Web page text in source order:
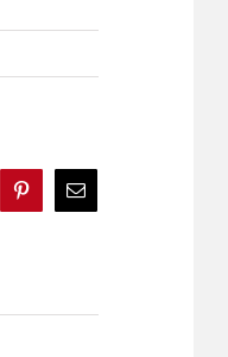
PinterestCorreo
electrónico